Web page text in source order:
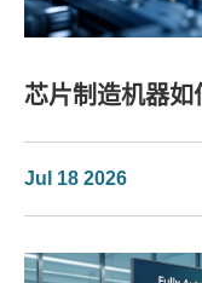
芯片制造机器如
Jul 18 2026